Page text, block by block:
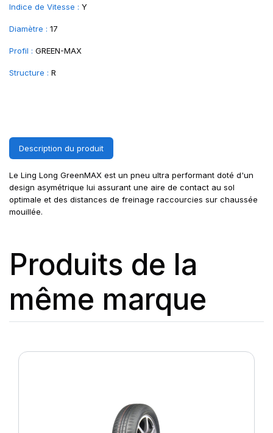
Indice de Vitesse : Y
Diamètre : 17
Profil : GREEN-MAX
Structure : R
Description du produit
Le Ling Long GreenMAX est un pneu ultra performant doté d'un
design asymétrique lui assurant une aire de contact au sol
optimale et des distances de freinage raccourcies sur chaussée
mouillée.
Produits de la
même marque